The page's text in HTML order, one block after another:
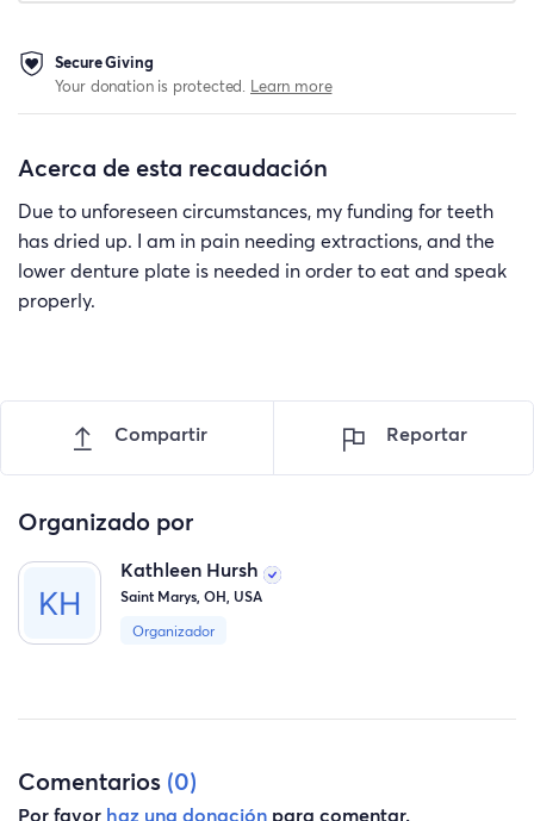
Secure Giving
Your donation is protected. Learn more
Acerca de esta recaudación
Due to unforeseen circumstances, my funding for teeth
has dried up. I am in pain needing extractions, and the
lower denture plate is needed in order to eat and speak
properly.
Compartir Reportar
Organizado por
Kathleen Hursh
Saint Marys, OH, USA
Organizador
Comentarios (0)
Por favor haz una donación para comentar.